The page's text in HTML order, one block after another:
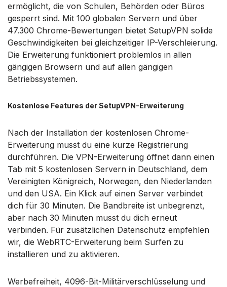
ermöglicht, die von Schulen, Behörden oder Büros
gesperrt sind. Mit 100 globalen Servern und über
47.300 Chrome-Bewertungen bietet SetupVPN solide
Geschwindigkeiten bei gleichzeitiger IP-Verschleierung.
Die Erweiterung funktioniert problemlos in allen
gängigen Browsern und auf allen gängigen
Betriebssystemen.
Kostenlose Features der SetupVPN-Erweiterung
Nach der Installation der kostenlosen Chrome-
Erweiterung musst du eine kurze Registrierung
durchführen. Die VPN-Erweiterung öffnet dann einen
Tab mit 5 kostenlosen Servern in Deutschland, dem
Vereinigten Königreich, Norwegen, den Niederlanden
und den USA. Ein Klick auf einen Server verbindet
dich für 30 Minuten. Die Bandbreite ist unbegrenzt,
aber nach 30 Minuten musst du dich erneut
verbinden. Für zusätzlichen Datenschutz empfehlen
wir, die WebRTC-Erweiterung beim Surfen zu
installieren und zu aktivieren.
Werbefreiheit, 4096-Bit-Militärverschlüsselung und